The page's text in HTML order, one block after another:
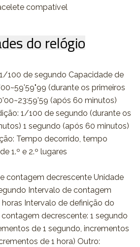
compatível
do relógio
100 de segundo Capacidade de
(durante os primeiros
(após 60 minutos)
1/100 de segundo (durante os
1 segundo (após 60 minutos)
Tempo decorrido, tempo
1.º e 2.º lugares
contagem decrescente Unidade
Intervalo de contagem
Intervalo de definição do
decrescente: 1 segundo
de 1 segundo, incrementos
de 1 hora) Outro: